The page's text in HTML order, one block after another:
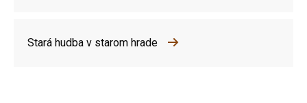
Stará hudba v starom hrade